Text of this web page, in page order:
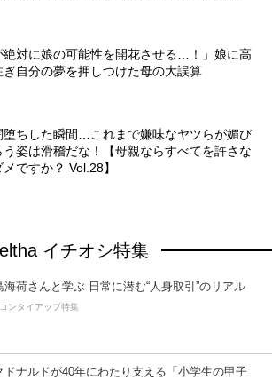
絶対に娘の可能性を開花させる…！」娘に高
ぎ自分の夢を押しつけた母の大誤算
堕ちした瞬間…これまで嫌味なヤツらが媚び
う姿は滑稽だな！【母親ならすべてを許さな
ですか？ Vol.28】
eltha イチオシ特集
海荷さんと学ぶ 日常に潜む“人身取引”のリアル
ンタイアップ特集
ドナルドが40年にわたり支える「小学生の甲子